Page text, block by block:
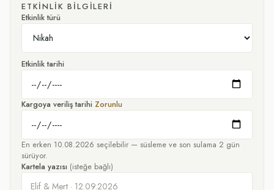
ETKINLIK BILGILERI
Etkinlik türü
Etkinlik tarihi
Kargoya veriliş tarihi Zorunlu
En erken 10.08.2026 seçilebilir — süsleme ve son sulama 2 gün
sürüyor.
Kartela yazısı (isteğe bağlı)